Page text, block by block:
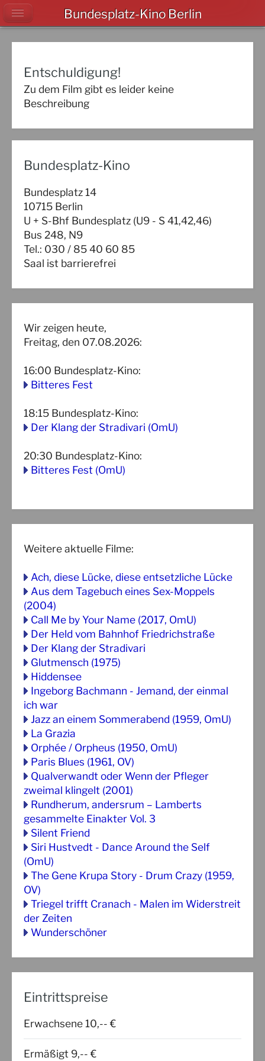
Bundesplatz-Kino
Bundesplatz 14
10715 Berlin
U + S-Bhf Bundesplatz (U9 - S 41,42,46)
Bus 248, N9
Tel.: 030 / 85 40 60 85
Saal ist barrierefrei
Wir zeigen heute,
Freitag, den 07.08.2026:
16:00 Bundesplatz-Kino:
Bitteres Fest
18:15 Bundesplatz-Kino:
Der Klang der Stradivari (OmU)
20:30 Bundesplatz-Kino:
Bitteres Fest (OmU)
Weitere aktuelle Filme:
Ach, diese Lücke, diese entsetzliche Lücke
Aus dem Tagebuch eines Sex-Moppels
(2004)
Call Me by Your Name (2017, OmU)
Der Held vom Bahnhof Friedrichstraße
Der Klang der Stradivari
Glutmensch (1975)
Hiddensee
Ingeborg Bachmann - Jemand, der einmal
ich war
Jazz an einem Sommerabend (1959, OmU)
La Grazia
Orphée / Orpheus (1950, OmU)
Paris Blues (1961, OV)
Qualverwandt oder Wenn der Pfleger
zweimal klingelt (2001)
Rundherum, andersrum – Lamberts
gesammelte Einakter Vol. 3
Silent Friend
Siri Hustvedt - Dance Around the Self
(OmU)
The Gene Krupa Story - Drum Crazy (1959,
OV)
Triegel trifft Cranach - Malen im Widerstreit
der Zeiten
Wunderschöner
Eintrittspreise
Erwachsene 10,-- €
Ermäßigt 9,-- €
Entschuldigung!
Zu dem Film gibt es leider keine
Beschreibung
Bundesplatz-Kino Berlin